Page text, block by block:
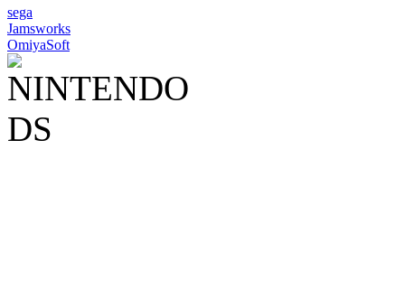
sega
Jamsworks
OmiyaSoft